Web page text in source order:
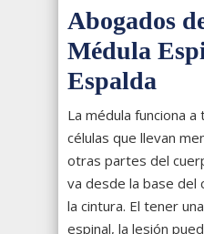
Abogados
Médula
Espalda
La médula funciona
células que llevan
otras partes del
va desde la base del
la cintura. El tener
espinal, la lesión